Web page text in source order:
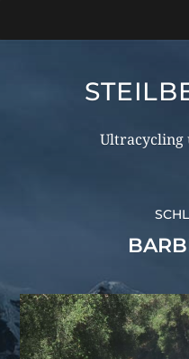
Ultracycling